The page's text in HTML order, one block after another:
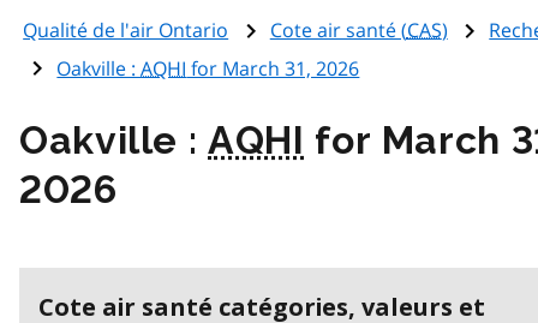
Qualité de l'air Ontario Cote air santé (CAS)
Oakville :AQHI for March 31, 2026
Oakville :AQHI for March
2026
Cote air santé catégories, valeurs et